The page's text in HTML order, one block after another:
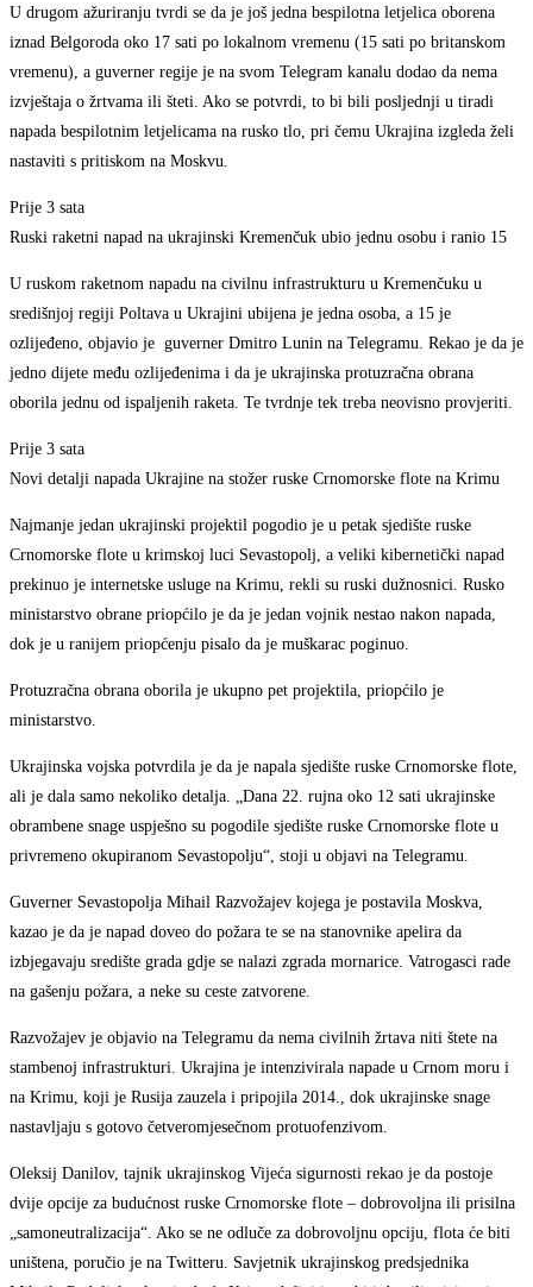
U drugom ažuriranju tvrdi se da je još jedna bespilotna letjelica oborena
iznad Belgoroda oko 17 sati po lokalnom vremenu (15 sati po britanskom
vremenu), a guverner regije je na svom Telegram kanalu dodao da nema
izvještaja o žrtvama ili šteti. Ako se potvrdi, to bi bili posljednji u tiradi
napada bespilotnim letjelicama na rusko tlo, pri čemu Ukrajina izgleda želi
nastaviti s pritiskom na Moskvu.
Prije 3 sata
Ruski raketni napad na ukrajinski Kremenčuk ubio jednu osobu i ranio 15
U ruskom raketnom napadu na civilnu infrastrukturu u Kremenčuku u
središnjoj regiji Poltava u Ukrajini ubijena je jedna osoba, a 15 je
ozlijeđeno, objavio je guverner Dmitro Lunin na Telegramu. Rekao je da je
jedno dijete među ozlijeđenima i da je ukrajinska protuzračna obrana
oborila jednu od ispaljenih raketa. Te tvrdnje tek treba neovisno provjeriti.
Prije 3 sata
Novi detalji napada Ukrajine na stožer ruske Crnomorske flote na Krimu
Najmanje jedan ukrajinski projektil pogodio je u petak sjedište ruske
Crnomorske flote u krimskoj luci Sevastopolj, a veliki kibernetički napad
prekinuo je internetske usluge na Krimu, rekli su ruski dužnosnici. Rusko
ministarstvo obrane priopćilo je da je jedan vojnik nestao nakon napada,
dok je u ranijem priopćenju pisalo da je muškarac poginuo.
Protuzračna obrana oborila je ukupno pet projektila, priopćilo je
ministarstvo.
Ukrajinska vojska potvrdila je da je napala sjedište ruske Crnomorske flote,
ali je dala samo nekoliko detalja. „Dana 22. rujna oko 12 sati ukrajinske
obrambene snage uspješno su pogodile sjedište ruske Crnomorske flote u
privremeno okupiranom Sevastopolju“, stoji u objavi na Telegramu.
Guverner Sevastopolja Mihail Razvožajev kojega je postavila Moskva,
kazao je da je napad doveo do požara te se na stanovnike apelira da
izbjegavaju središte grada gdje se nalazi zgrada mornarice. Vatrogasci rade
na gašenju požara, a neke su ceste zatvorene.
Razvožajev je objavio na Telegramu da nema civilnih žrtava niti štete na
stambenoj infrastrukturi. Ukrajina je intenzivirala napade u Crnom moru i
na Krimu, koji je Rusija zauzela i pripojila 2014., dok ukrajinske snage
nastavljaju s gotovo četveromjesečnom protuofenzivom.
Oleksij Danilov, tajnik ukrajinskog Vijeća sigurnosti rekao je da postoje
dvije opcije za budućnost ruske Crnomorske flote – dobrovoljna ili prisilna
„samoneutralizacija“. Ako se ne odluče za dobrovoljnu opciju, flota će biti
uništena, poručio je na Twitteru. Savjetnik ukrajinskog predsjednika